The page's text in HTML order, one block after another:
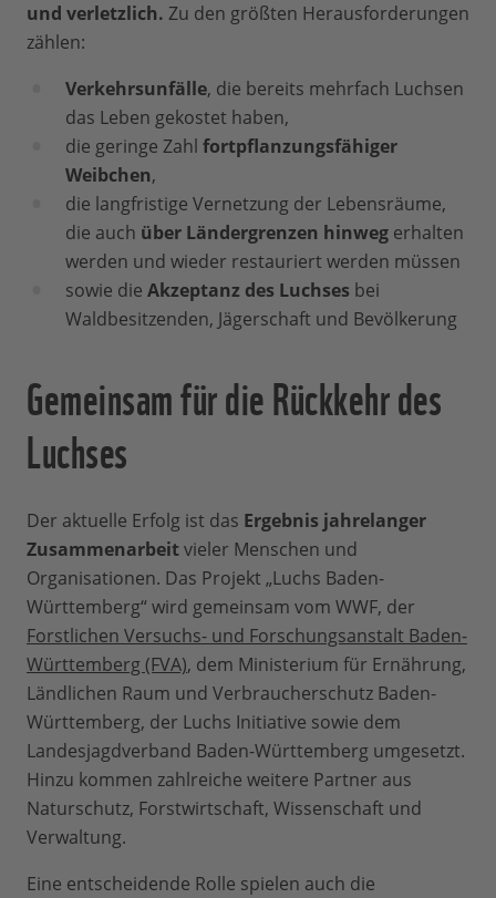
und verletzlich. Zu den größten Herausforderungen
zählen:
Verkehrsunfälle, die bereits mehrfach Luchsen
das Leben gekostet haben,
die geringe Zahl fortpflanzungsfähiger
Weibchen,
die langfristige Vernetzung der Lebensräume,
die auch über Ländergrenzen hinweg erhalten
werden und wieder restauriert werden müssen
sowie die Akzeptanz des Luchses bei
Waldbesitzenden, Jägerschaft und Bevölkerung
Gemeinsam für die Rückkehr des
Luchses
Der aktuelle Erfolg ist das Ergebnis jahrelanger
Zusammenarbeitvieler Menschen und
Organisationen. Das Projekt „Luchs Baden-
Württemberg“ wird gemeinsam vom WWF, der
Forstlichen Versuchs- und Forschungsanstalt Baden-
Württemberg (FVA), dem Ministerium für Ernährung,
Ländlichen Raum und Verbraucherschutz Baden-
Württemberg, der Luchs Initiative sowie dem
Landesjagdverband Baden-Württemberg umgesetzt.
Hinzu kommen zahlreiche weitere Partner aus
Naturschutz, Forstwirtschaft, Wissenschaft und
Verwaltung.
Eine entscheidende Rolle spielen auch die